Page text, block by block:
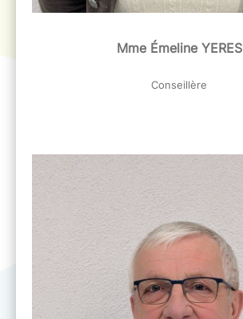
Mme Émeline YERES
Conseillère